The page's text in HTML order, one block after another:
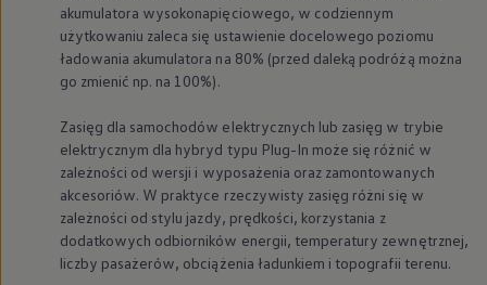
akumulatora wysokonapięciowego, w codziennym
użytkowaniu zaleca się ustawienie docelowego poziomu
ładowania akumulatora na 80% (przed daleką podróżą można
go zmienić np. na 100%).
Zasięg dla samochodów elektrycznych lub zasięg w trybie
elektrycznym dla hybryd typu Plug-In może się różnić w
zależności od wersji i wyposażenia oraz zamontowanych
akcesoriów. W praktyce rzeczywisty zasięg różni się w
zależności od stylu jazdy, prędkości, korzystania z
dodatkowych odbiorników energii, temperatury zewnętrznej,
liczby pasażerów, obciążenia ładunkiem i topografii terenu.